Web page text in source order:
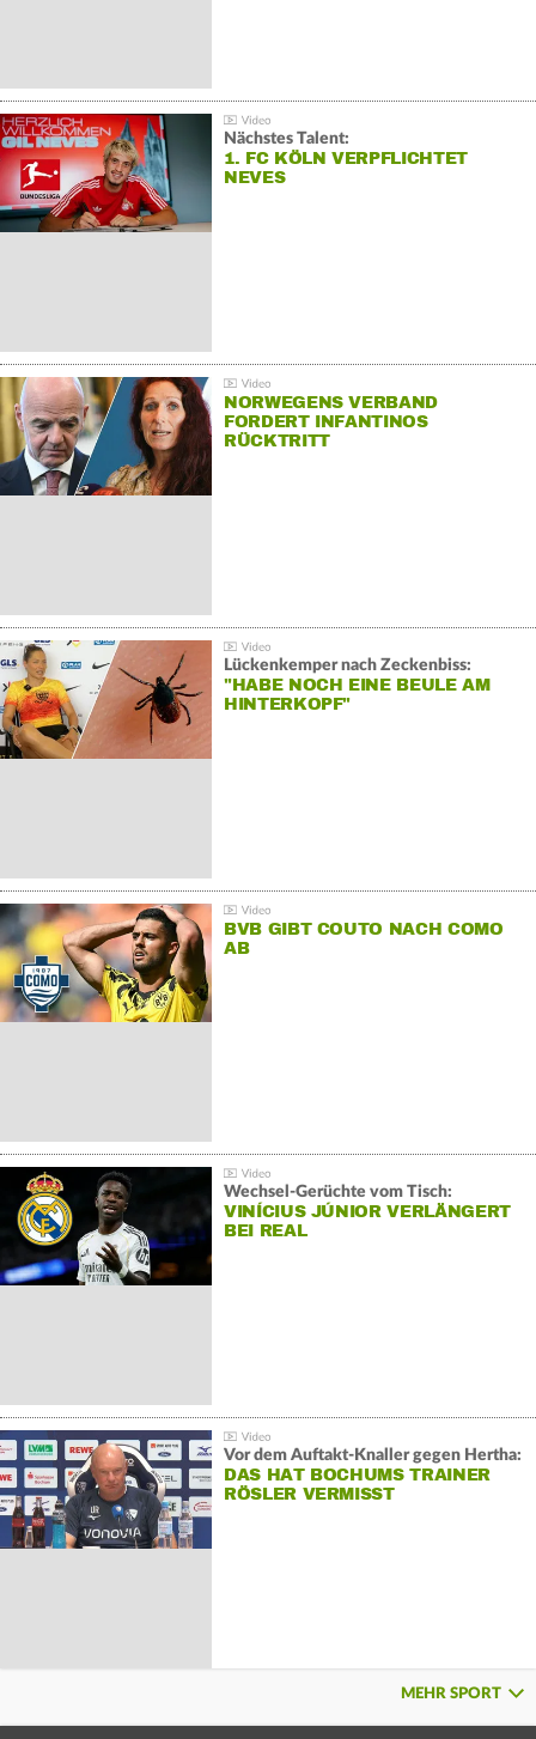
Nächstes Talent:
1. FC KÖLN VERPFLICHTET
NEVES
NORWEGENS VERBAND
FORDERT INFANTINOS
RÜCKTRITT
Lückenkemper nach Zeckenbiss:
"HABE NOCH EINE BEULE AM
HINTERKOPF"
BVB GIBT COUTO NACH COMO
AB
Wechsel-Gerüchte vom Tisch:
VINÍCIUS JÚNIOR VERLÄNGERT
BEI REAL
Vor dem Auftakt-Knaller gegen Hertha:
DAS HAT BOCHUMS TRAINER
RÖSLER VERMISST
MEHR SPORT